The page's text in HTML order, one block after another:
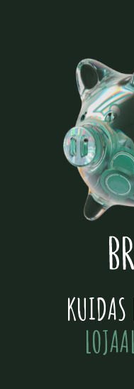
KUIDAS